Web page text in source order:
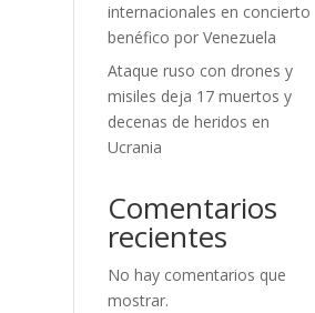
internacionales en concierto
benéfico por Venezuela
Ataque ruso con drones y
misiles deja 17 muertos y
decenas de heridos en
Ucrania
Comentarios
recientes
No hay comentarios que
mostrar.